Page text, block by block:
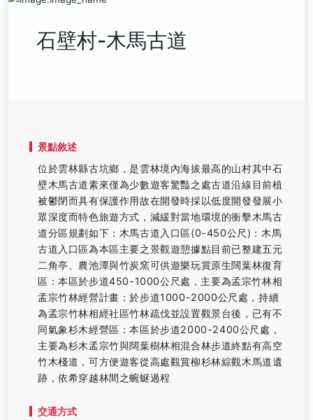
石壁村-木馬古道
景點敘述
位於雲林縣古坑鄉，是雲林境內海拔最高的山村其中石
壁木馬古道素來僅為少數遊客驚豔之處古道沿線目前植
被鬱閉而具有保護作用故在開發時採以低度開發發展小
眾深度而特色旅遊方式，減緩對當地環境的衝擊木馬古
道分區規劃如下：木馬古道入口區(0-450公尺)：木馬
古道入口區為本區主要之景觀遊憩據點目前已整建五元
二角亭、農池潭與竹炭窯可供遊樂玩賞原生闊葉林復育
區：本區於步道450-1000公尺處，主要為孟宗竹林相
孟宗竹林經營計畫：於步道1000-2000公尺處，持續
為孟宗竹林相經社區竹林疏伐並設置觀景台後，已有不
同氣象杉木經營區：本區於步道2000-2400公尺處，
主要為杉木孟宗竹與闊葉樹林相混合林步道終點有高空
竹木棧道，可方便遊客從高處觀賞柳杉林綜觀木馬道遺
跡，依希穿越林間之蜿蜒過程
交通方式